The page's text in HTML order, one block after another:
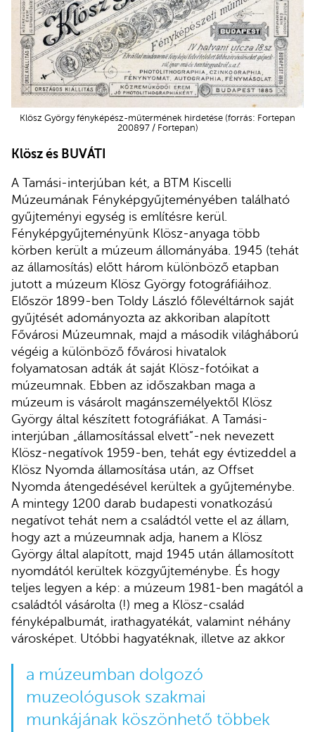
Klösz György fényképész-műtermének hirdetése (forrás: Fortepan
200897 / Fortepan)
Klösz és BUVÁTI
A Tamási-interjúban két, a BTM Kiscelli
Múzeumának Fényképgyűjteményében található
gyűjteményi egység is említésre kerül.
Fényképgyűjteményünk Klösz-anyaga több
körben került a múzeum állományába. 1945 (tehát
az államosítás) előtt három különböző etapban
jutott a múzeum Klösz György fotográfiáihoz.
Először 1899-ben Toldy László főlevéltárnok saját
gyűjtését adományozta az akkoriban alapított
Fővárosi Múzeumnak, majd a második világháború
végéig a különböző fővárosi hivatalok
folyamatosan adták át saját Klösz-fotóikat a
múzeumnak. Ebben az időszakban maga a
múzeum is vásárolt magánszemélyektől Klösz
György által készített fotográfiákat. A Tamási-
interjúban „államosítással elvett”-nek nevezett
Klösz-negatívok 1959-ben, tehát egy évtizeddel a
Klösz Nyomda államosítása után, az Offset
Nyomda átengedésével kerültek a gyűjteménybe.
A mintegy 1200 darab budapesti vonatkozású
negatívot tehát nem a családtól vette el az állam,
hogy azt a múzeumnak adja, hanem a Klösz
György által alapított, majd 1945 után államosított
nyomdától kerültek közgyűjteménybe. És hogy
teljes legyen a kép: a múzeum 1981-ben magától a
családtól vásárolta (!) meg a Klösz-család
fényképalbumát, irathagyatékát, valamint néhány
városképet. Utóbbi hagyatéknak, illetve az akkor
a múzeumban dolgozó
muzeológusok szakmai
munkájának köszönhető többek